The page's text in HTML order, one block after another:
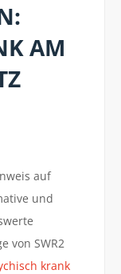
AM
auf
und
von SWR2
krank